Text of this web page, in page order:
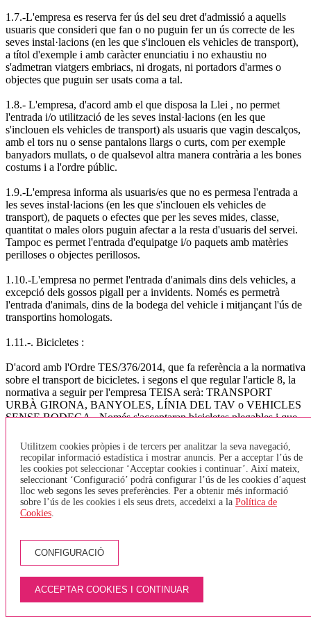
1.7.-L'empresa es reserva fer ús del seu dret d'admissió a aquells
usuaris que consideri que fan o no puguin fer un ús correcte de les
seves instal·lacions (en les que s'inclouen els vehicles de transport),
a títol d'exemple i amb caràcter enunciatiu i no exhaustiu no
s'admetran viatgers embriacs, ni drogats, ni portadors d'armes o
objectes que puguin ser usats coma a tal.
1.8.- L'empresa, d'acord amb el que disposa la Llei , no permet
l'entrada i/o utilització de les seves instal·lacions (en les que
s'inclouen els vehicles de transport) als usuaris que vagin descalços,
amb el tors nu o sense pantalons llargs o curts, com per exemple
banyadors mullats, o de qualsevol altra manera contrària a les bones
costums i a l'ordre públic.
1.9.-L'empresa informa als usuaris/es que no es permesa l'entrada a
les seves instal·lacions (en les que s'inclouen els vehicles de
transport), de paquets o efectes que per les seves mides, classe,
quantitat o males olors puguin afectar a la resta d'usuaris del servei.
Tampoc es permet l'entrada d'equipatge i/o paquets amb matèries
perilloses o objectes perillosos.
1.10.-L'empresa no permet l'entrada d'animals dins dels vehicles, a
excepció dels gossos pigall per a invidents. Només es permetrà
l'entrada d'animals, dins de la bodega del vehicle i mitjançant l'ús de
transportins homologats.
1.11.-. Bicicletes :
D'acord amb l'Ordre TES/376/2014, que fa referència a la normativa
sobre el transport de bicicletes. i segons el que regular l'article 8, la
normativa a seguir per l'empresa TEISA serà: TRANSPORT
URBÀ GIRONA, BANYOLES, LÍNIA DEL TAV o VEHICLES
SENSE BODEGA - Només s'acceptaran bicicletes plegables i que
Es podran transportar un màxim de 2 bicicletes (plegades) a la zona
destinada per PMR (cadires de rodes) - En el cas que una persona
amb cadira de rodes vulgui pujar a l'autobús, i l'espai destinat a
PMR estigui ocupat per una bicicleta, aquesta haurà de baixar de
l'autobús i esperar el següent, ja que tenen prioritat les cadires de
rodes. - Només s'acceptarà una bicicleta per persona. - Els viatgers
no hauran de pagar per pujar la bicicleta. TRANSPORT
hauran de tenir un estat de neteja correcte i en cap cas s'acceptaran
quan estiguin brutes (fang, greix,..). - El nombre de bicicletes que es
pot admetre en cada vehicle estarà condicionat a l'espai disponible
en funció de les dimensions del vehicle, per al vehicles de més de 45
places s'ha fixat un màxim de 2 bicicletes per autocar, doncs s'ha de
preveure espai per la resta d'equipatge. (l'Ordre indica un màxim de
Utilitzem cookies pròpies i de tercers per analitzar la seva navegació,
recopilar informació estadística i mostrar anuncis. Per a acceptar l’ús de
les cookies pot seleccionar ‘Acceptar cookies i continuar’. Així mateix,
seleccionant ‘Configuració’ podrà configurar l’ús de les cookies d’aquest
lloc web segons les seves preferències. Per a obtenir més informació
sobre l’ús de les cookies i els seus drets, accedeixi a la Política de
Cookies.
CONFIGURACIÓ
ACCEPTAR COOKIES I CONTINUAR